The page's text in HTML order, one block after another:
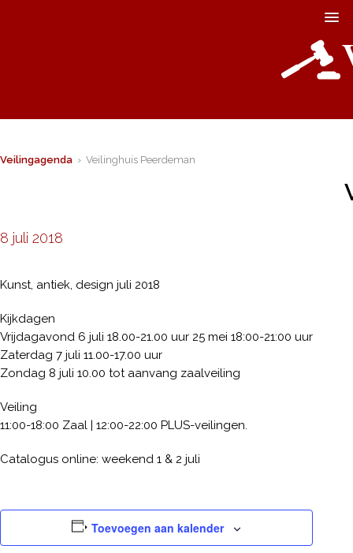
Veilingagenda › Veilinghuis Peerdeman
8 juli 2018
Kunst, antiek, design juli 2018
Kijkdagen
Vrijdagavond 6 juli 18.00-21.00 uur 25 mei 18:00-21:00 uur
Zaterdag 7 juli 11.00-17.00 uur
Zondag 8 juli 10.00 tot aanvang zaalveiling
Veiling
11:00-18:00 Zaal | 12:00-22:00 PLUS-veilingen.
Catalogus online: weekend 1 & 2 juli
Toevoegen aan kalender